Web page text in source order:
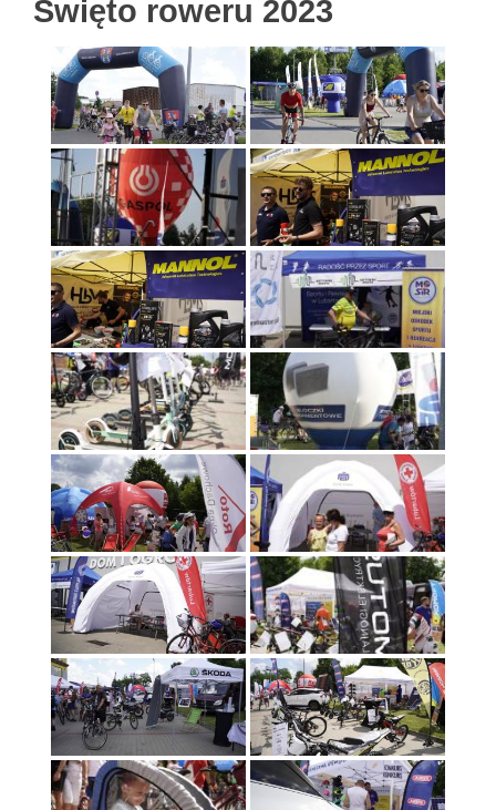
Święto roweru 2023